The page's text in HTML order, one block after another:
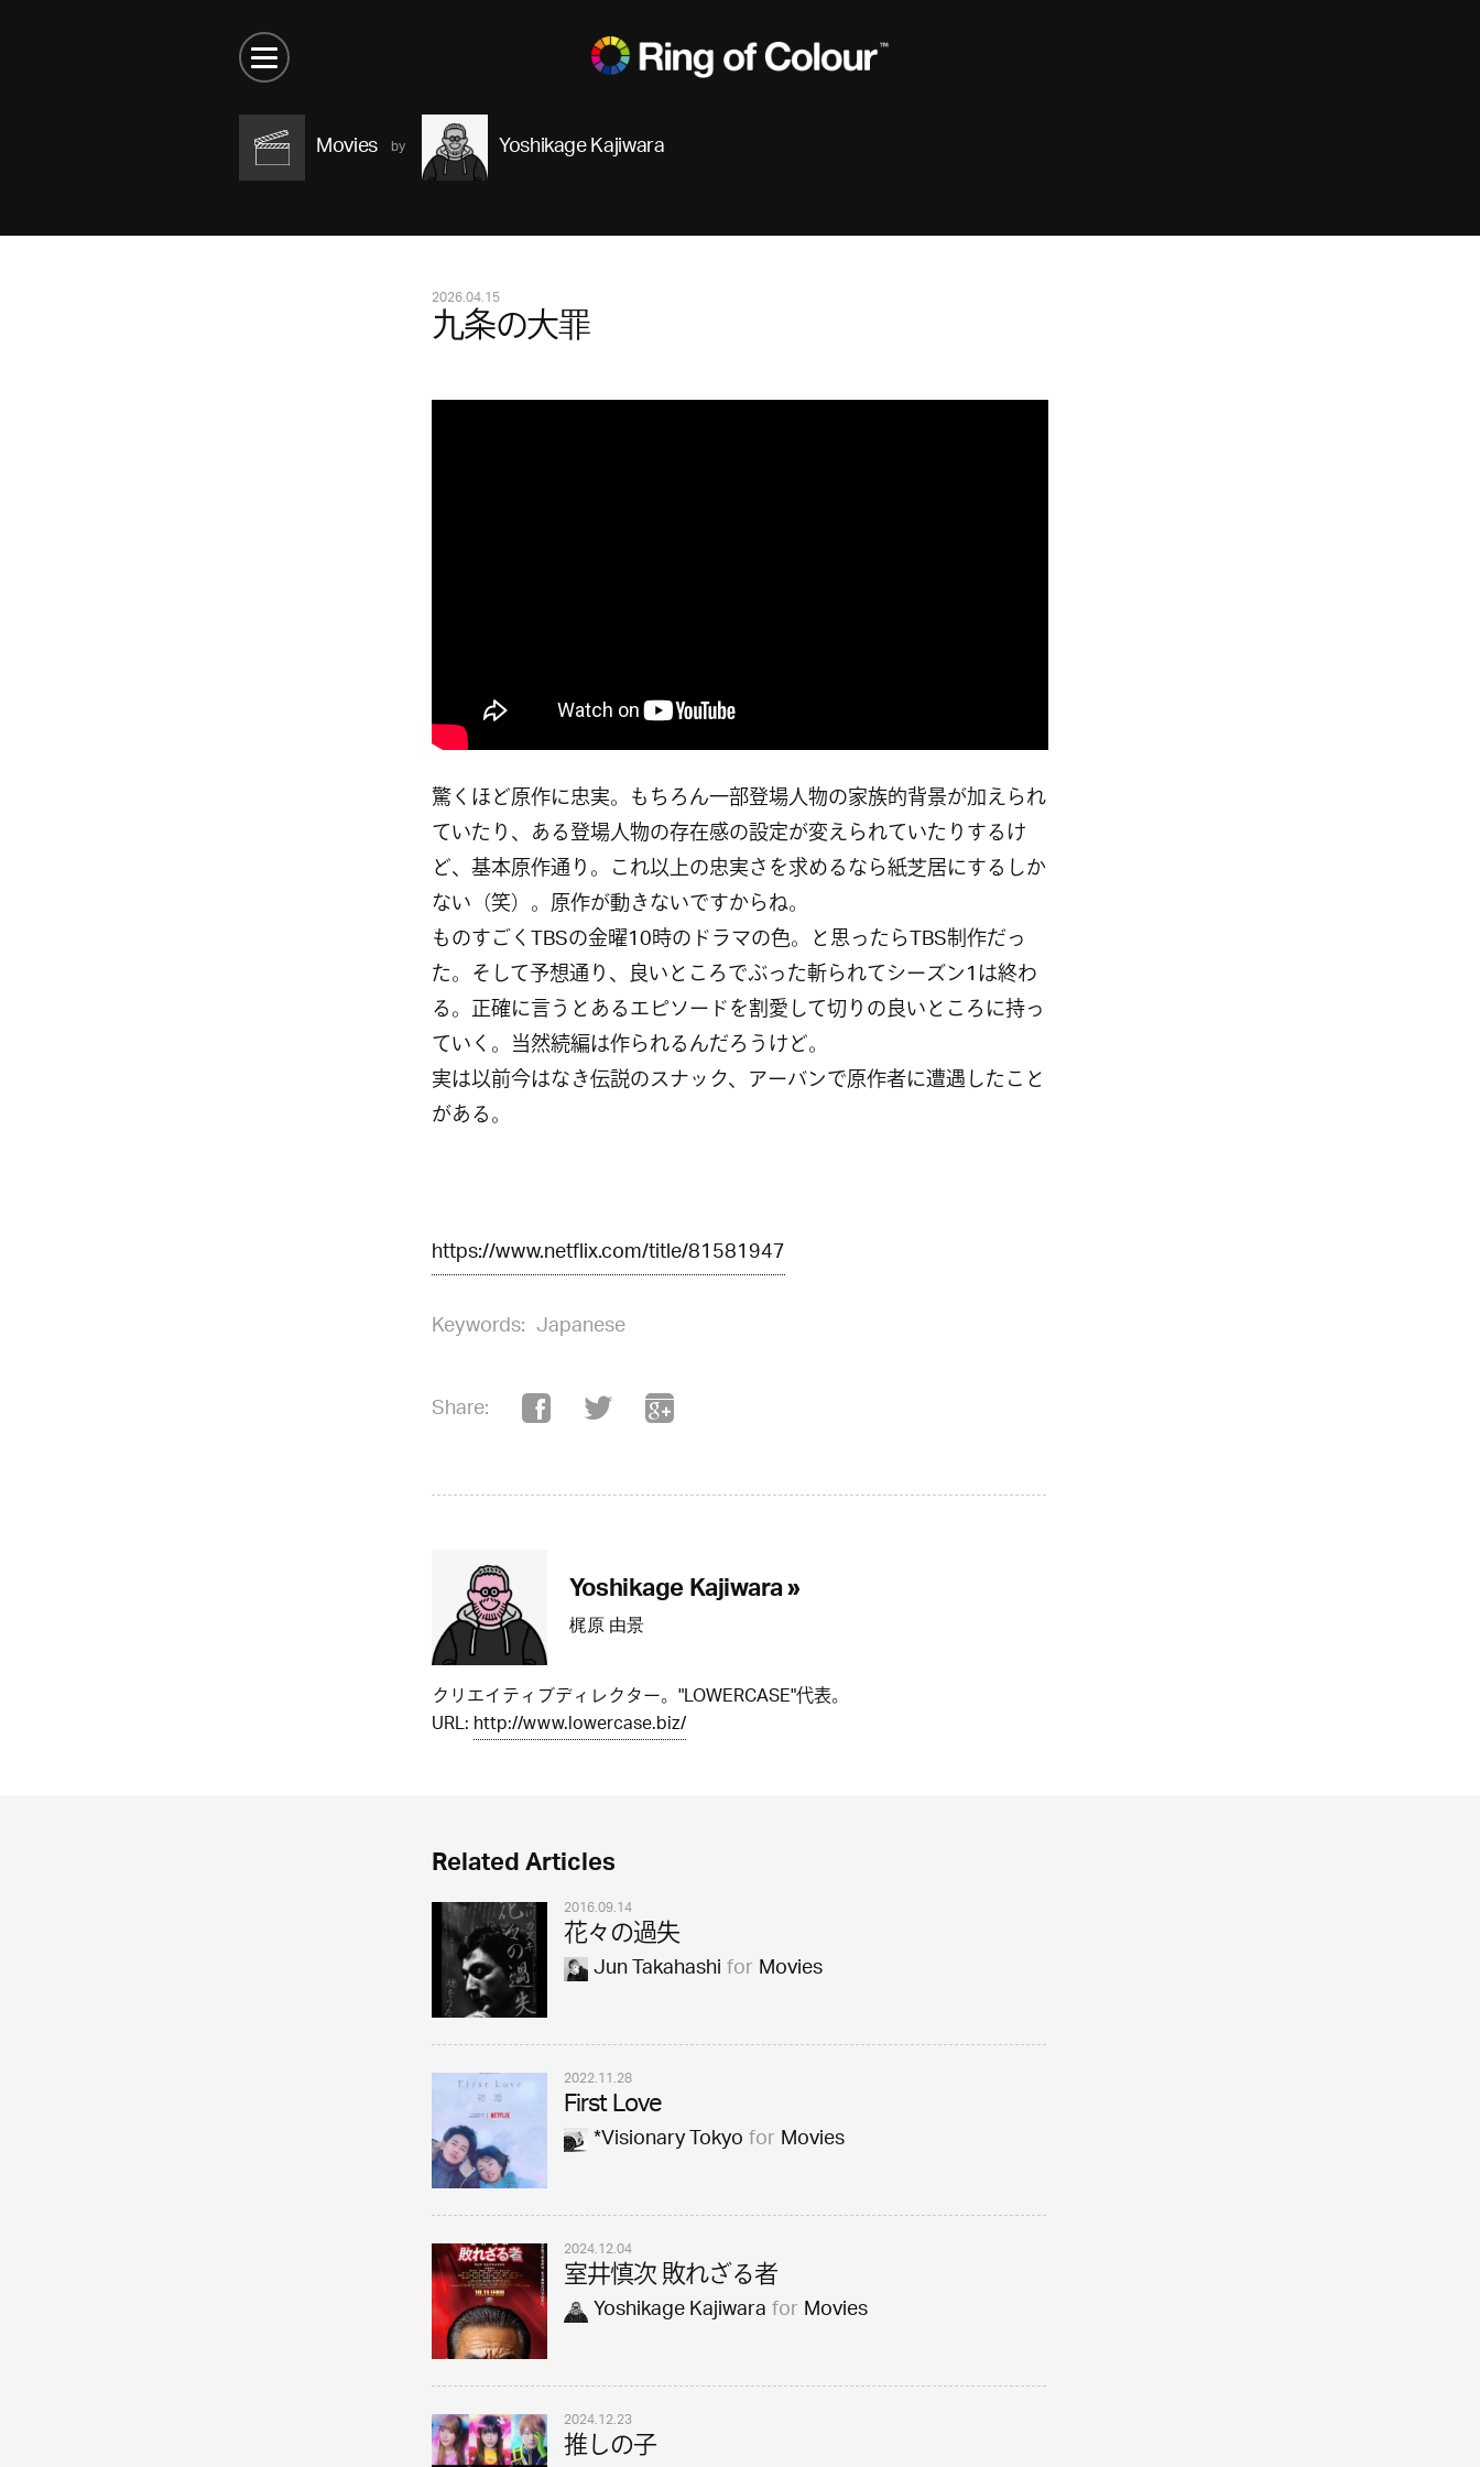
Movies Yoshikage Kajiwara
2026.04.15
九条の大罪
驚くほど原作に忠実。もちろん一部登場人物の家族的背景が加えられ
ていたり、ある登場人物の存在感の設定が変えられていたりするけ
ど、基本原作通り。これ以上の忠実さを求めるなら紙芝居にするしか
ない（笑）。原作が動きないですからね。
ものすごくTBSの金曜10時のドラマの色。と思ったらTBS制作だっ
た。そして予想通り、良いところでぶった斬られてシーズン1は終わ
る。正確に言うとあるエピソードを割愛して切りの良いところに持っ
ていく。当然続編は作られるんだろうけど。
実は以前今はなき伝説のスナック、アーバンで原作者に遭遇したこと
がある。
https://www.netflix.com/title/81581947
Keywords: Japanese
Share:
Yoshikage Kajiwara »
梶原 由景
クリエイティブディレクター。"LOWERCASE"代表。
URL:http://www.lowercase.biz/
Related Articles
2016.09.14
花々の過失
Jun TakahashiforMovies
2022.11.28
First Love
*Visionary TokyoforMovies
2024.12.04
室井慎次 敗れざる者
Yoshikage KajiwaraforMovies
2024.12.23
推しの子